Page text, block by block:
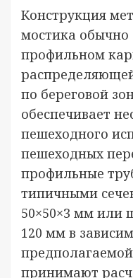
Конструкция
мостика обычно
профильном
по береговой
обеспечивает
пешеходного
пешеходных
профильные
типичными
50×50×3 мм или
120 мм в
принимают